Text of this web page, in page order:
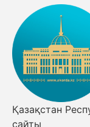
Қазақстан
сайты